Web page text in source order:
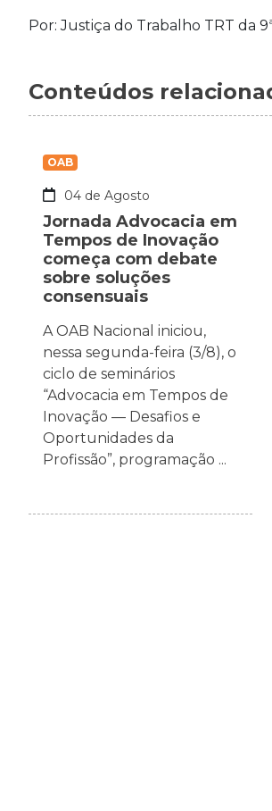
Por: Justiça do Trabalho TRT da
Conteúdos
OAB
04 de Agosto
Jornada Advocacia em
Tempos de Inovação
começa com debate
sobre soluções
consensuais
A OAB Nacional iniciou,
nessa segunda-feira (3/8), o
ciclo de seminários
“Advocacia em Tempos de
Inovação — Desafios e
Oportunidades da
Profissão”, programação ...